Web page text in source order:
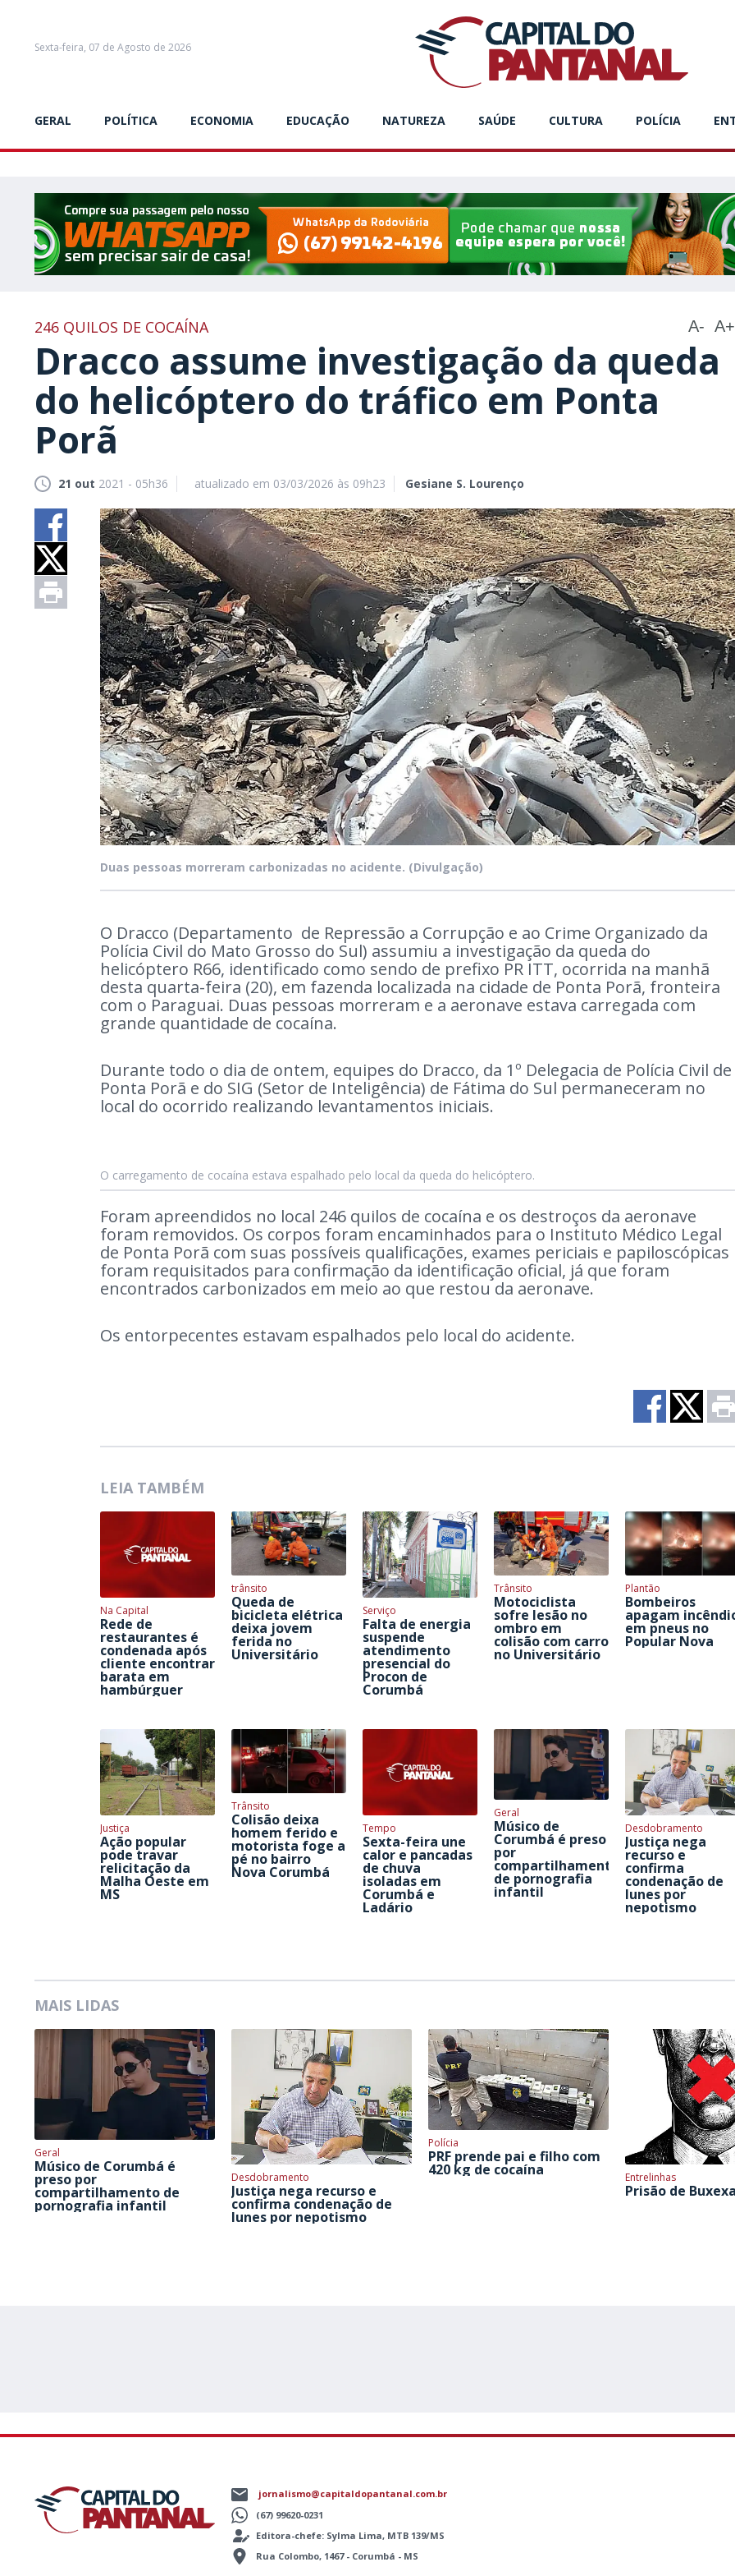
Sexta-feira, 07 de Agosto de 2026
GERAL POLÍTICA ECONOMIA EDUCAÇÃO NATUREZA SAÚDE CULTURA POLÍCIA
246 QUILOS DE COCAÍNA A- A+
Dracco assume investigação da queda
do helicóptero do tráfico em Ponta
Porã
21 out 2021 - 05h36 atualizado em 03/03/2026 às 09h23 Gesiane S. Lourenço
Duas pessoas morreram carbonizadas no acidente. (Divulgação)
O Dracco (Departamento de Repressão a Corrupção e ao Crime Organizado da
Polícia Civil do Mato Grosso do Sul) assumiu a investigação da queda do
helicóptero R66, identificado como sendo de prefixo PR ITT, ocorrida na manhã
desta quarta-feira (20), em fazenda localizada na cidade de Ponta Porã, fronteira
com o Paraguai. Duas pessoas morreram e a aeronave estava carregada com
grande quantidade de cocaína.
Durante todo o dia de ontem, equipes do Dracco, da 1º Delegacia de Polícia Civil de
Ponta Porã e do SIG (Setor de Inteligência) de Fátima do Sul permaneceram no
local do ocorrido realizando levantamentos iniciais.
O carregamento de cocaína estava espalhado pelo local da queda do helicóptero.
Foram apreendidos no local 246 quilos de cocaína e os destroços da aeronave
foram removidos. Os corpos foram encaminhados para o Instituto Médico Legal
de Ponta Porã com suas possíveis qualificações, exames periciais e papiloscópicas
foram requisitados para confirmação da identificação oficial, já que foram
encontrados carbonizados em meio ao que restou da aeronave.
Os entorpecentes estavam espalhados pelo local do acidente.
LEIA TAMBÉM
Na Capital
Rede de
restaurantes é
condenada após
cliente encontrar
barata em
hambúrguer
trânsito
Queda de
bicicleta elétrica
deixa jovem
ferida no
Universitário
Serviço
Falta de energia
suspende
atendimento
presencial do
Procon de
Corumbá
Trânsito
Motociclista
sofre lesão no
ombro em
colisão com carro
no Universitário
Plantão
Bombeiros
apagam
em pneus no
Popular Nova
Justiça
Ação popular
pode travar
relicitação da
Malha Oeste em
MS
Trânsito
Colisão deixa
homem ferido e
motorista foge a
pé no bairro
Nova Corumbá
Tempo
Sexta-feira une
calor e pancadas
de chuva
isoladas em
Corumbá e
Ladário
Geral
Músico de
Corumbá é preso
por
compartilhamento
de pornografia
infantil
Desdobramento
Justiça nega
recurso e
confirma
condenação de
Iunes por
nepotismo
MAIS LIDAS
Geral
Músico de Corumbá é
preso por
compartilhamento de
pornografia infantil
Desdobramento
Justiça nega recurso e
confirma condenação de
Iunes por nepotismo
Polícia
PRF prende pai e filho com
420 kg de cocaína Entrelinhas
Prisão de
jornalismo@capitaldopantanal.com.br
(67) 99620-0231
Editora-chefe: Sylma Lima, MTB 139/MS
Rua Colombo, 1467 - Corumbá - MS